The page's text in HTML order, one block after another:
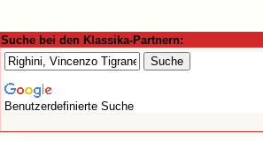
Suche bei den Klassika-Partnern:
Benutzerdefinierte Suche